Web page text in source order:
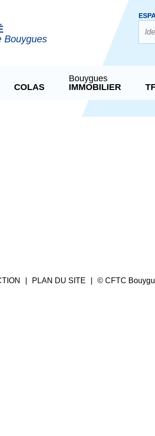
Bouygues
COLAS
Bouygues
IMMOBILIER
PLAN DU SITE © CFTC